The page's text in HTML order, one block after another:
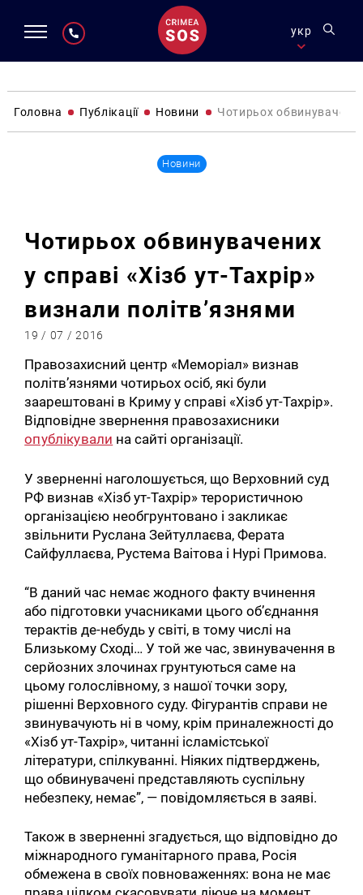
укр
Головна Публікації Новини Чотирьох
Новини
Чотирьох обвинувачених
у справі «Хізб ут-Тахрір»
визнали політв’язнями
19 / 07 / 2016
Правозахисний центр «Меморіал» визнав
політв’язнями чотирьох осіб, які були
заарештовані в Криму у справі «Хізб ут-Тахрір».
Відповідне звернення правозахисники
опублікували на сайті організації.
У зверненні наголошується, що Верховний суд
РФ визнав «Хізб ут-Тахрір» терористичною
організацією необгрунтовано і закликає
звільнити Руслана Зейтуллаєва, Ферата
Сайфуллаєва, Рустема Ваітова і Нурі Примова.
“В даний час немає жодного факту вчинення
або підготовки учасниками цього об’єднання
терактів де-небудь у світі, в тому числі на
Близькому Сході… У той же час, звинувачення в
серйозних злочинах грунтуються саме на
цьому голослівному, з нашої точки зору,
рішенні Верховного суду. Фігурантів справи не
звинувачують ні в чому, крім приналежності до
«Хізб ут-Тахрір», читанні ісламістської
літератури, спілкуванні. Ніяких підтверджень,
що обвинувачені представляють суспільну
небезпеку, немає”, — повідомляється в заяві.
Також в зверненні згадується, що відповідно до
міжнародного гуманітарного права, Росія
обмежена в своїх повноваженнях: вона не має